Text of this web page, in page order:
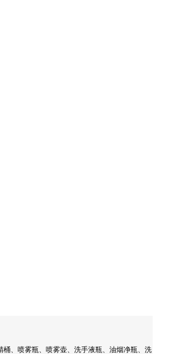
、喷雾瓶、喷雾壶、洗手液瓶、油烟净瓶、洗